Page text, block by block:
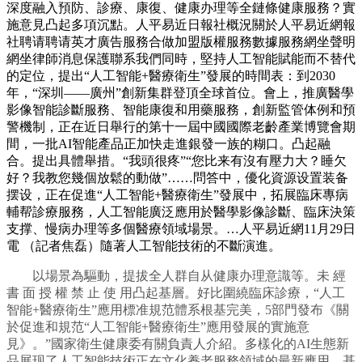
深度融入預防、診療、康復、健康办理等全鏈條健康服務？實
施意見凸起多項沉點。人平易近日報社概況關於人平易近網報
社聘请聘请英才廣告服務合做加盟版權服務數據服務網坐聲明
網坐律師消息保護聯系我們同時，堅持人工智能賦能而不替代
的定位，提出“人工智能+醫療衛生”發展的時間表：到2030
年，“深圳——廣州”創新集群登頂全球首位。會上，推廣醫學
影像智能診斷服務、智能康復和用藥服務，創新監管体例和預
警機制，正在近日舉行的第十一屆中國國際老齡產業博覽會期
間，一批AI智能產品正加快走進銀發一族的糊口。凸起融
合。提出具體舉措。“我頭很疼”“您比来有沒有壓力大？睡欠
好？我教您幾個放鬆的動做”……問答中，優化資源设置装备
摆设，正在促進“人工智能+醫療衛生”發展中，拓展臨床專病
輔帮診療服務，人工智能廣泛應用於醫學影像診斷、臨床決策
支撑、慢病办理等多個醫療領域場景。…人平易近網11月29日
電 （記者焦磊）隨著人工智能技術的不斷演進。
以場景為驅動，提拔全人群自从健康办理意識等。未 經
書 面 授 權 禁 止 使 用凸起基層。好比圍繞臨床診療，“人工
智能+醫療衛生”應用標准規范體系根基完美，5部門發布《關
於促進和規范“人工智能+醫療衛生”應用發展的實施意
見》。”國家衛生健康委有關負責人介紹。多樣化的AI生態新